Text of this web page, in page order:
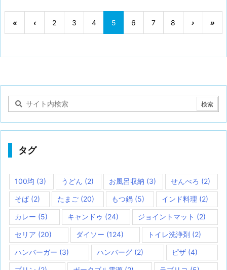
« ‹ 2 3 4 5 6 7 8 › »
タグ
100均 (3) うどん (2) お風呂収納 (3) せんべろ (2)
そば (2) たまご (20) もつ鍋 (5) インド料理 (2)
カレー (5) キャンドゥ (24) ジョイントマット (2)
セリア (20) ダイソー (124) トイレ洗浄剤 (2)
ハンバーガー (3) ハンバーグ (2) ピザ(4)